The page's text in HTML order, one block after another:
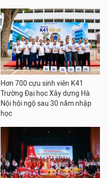
Hơn 700 cựu sinh viên K41
Trường Đại học Xây dựng Hà
Nội hội ngộ sau 30 năm nhập
học